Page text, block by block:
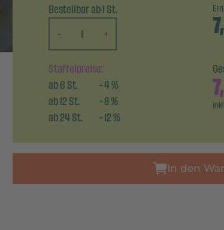
Bestellbar ab 1 St.
-
+
Staffelpreise:
ab6St. -4%
ab12St. -8%
ab24St. -12%
In den